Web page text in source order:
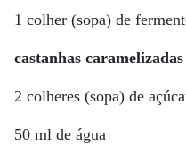
1 colher (sopa) de
castanhas caramelizadas
2 colheres (sopa) de
50 ml de água